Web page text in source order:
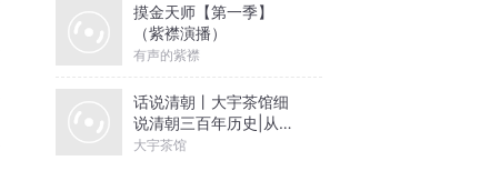
摸金天师【第一季】
（紫襟演播）
有声的紫襟
话说清朝丨大宇茶馆细
说清朝三百年历史|从努
尔哈赤到末代皇帝溥仪|
大宇茶馆